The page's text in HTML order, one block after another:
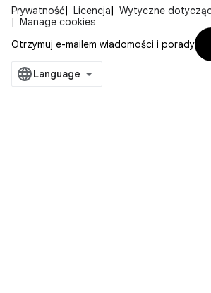
Prywatność Licencja
Wytyczne
Manage cookies
Otrzymuj e-mailem wiadomości i porady